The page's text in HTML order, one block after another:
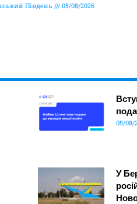
Південь 05/08/2026
05/08/
У